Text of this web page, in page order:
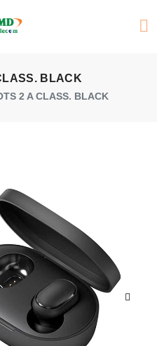
BLACK
2 A CLASS. BLACK